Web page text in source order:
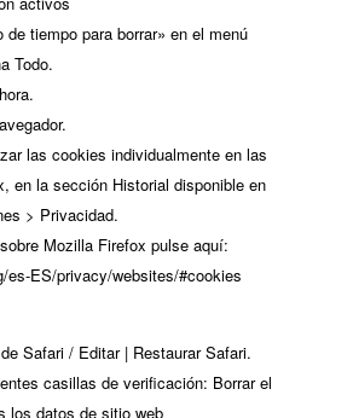
tiempo para borrar» en el menú
Todo.
las cookies individualmente en las
en la sección Historial disponible en
> Privacidad.
Mozilla Firefox pulse aquí:
es-ES/privacy/websites/#cookies
Safari / Editar | Restaurar Safari.
casillas de verificación: Borrar el
los datos de sitio web